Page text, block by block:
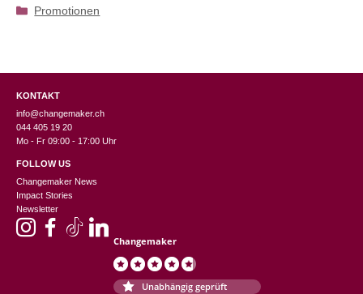
Kategorien
Promotionen
KONTAKT
info@changemaker.ch
044 405 19 20
Mo - Fr 09:00 - 17:00 Uhr
FOLLOW US
Changemaker News
Impact Stories
Newsletter
Changemaker
Unabhängig geprüft